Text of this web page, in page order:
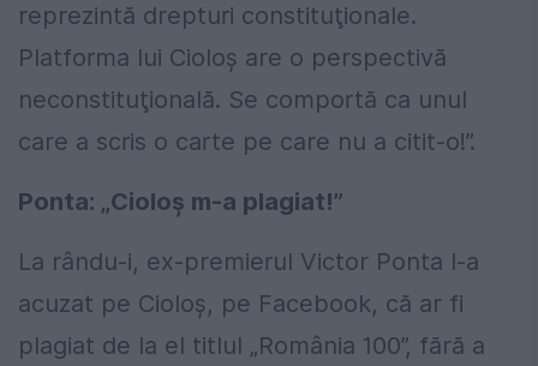
reprezintă drepturi constituţionale.
Platforma lui Cioloş are o perspectivă
neconstituţională. Se comportă ca unul
care a scris o carte pe care nu a citit-o!”.
Ponta: „Cioloş m-a plagiat!”
La rându-i, ex-premierul Victor Ponta l-a
acuzat pe Cioloş, pe Facebook, că ar fi
plagiat de la el titlul „România 100”, fără a